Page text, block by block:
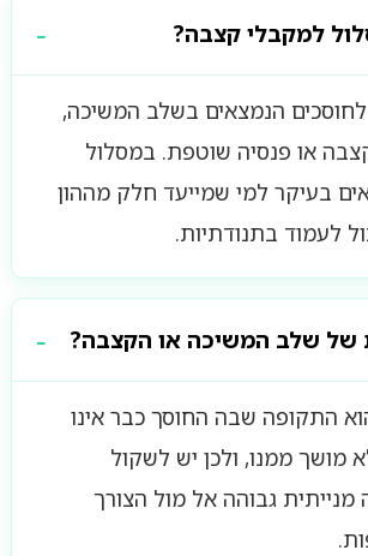
למקבלי קצבה?
הנמצאים בשלב המשיכה,
או פנסיה שוטפת. במסלול
בעיקר למי שמייעד חלק מההון
לעמוד בתנודתיות.
שלב המשיכה או הקצבה?
התקופה שבה החוסך כבר אינו
מושך ממנו, ולכן יש לשקול
מנייתית גבוהה אל מול הצורך